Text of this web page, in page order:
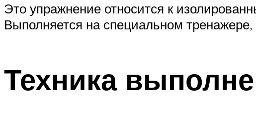
Это упражнение относится к
Выполняется на специальном
Техника